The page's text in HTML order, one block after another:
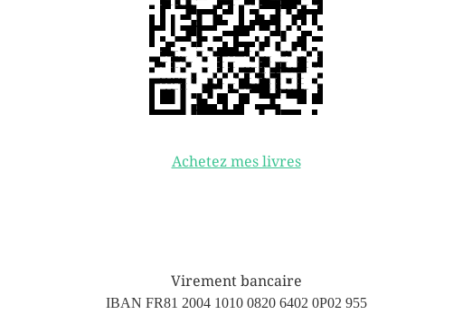
Achetez mes livres
Virement bancaire
IBAN FR81 2004 1010 0820 6402 0P02 955